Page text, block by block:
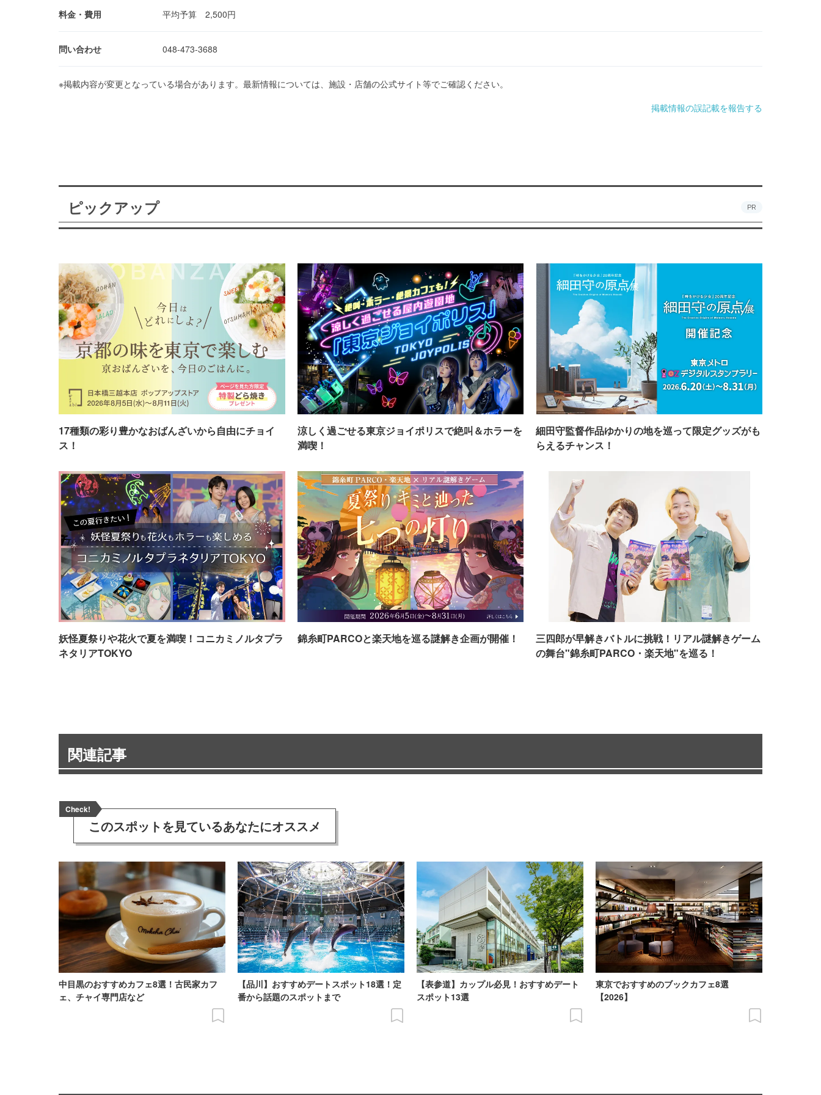
料金・費用 平均予算 2,500円
問い合わせ 048-473-3688
※掲載内容が変更となっている場合があります。最新情報については、施設・店舗の公式サイト等でご確認ください。
掲載情報の誤記載を報告する
ピックアップ PR
17種類の彩り豊かなおばんざいから自由にチョイ
ス！
涼しく過ごせる東京ジョイポリスで絶叫＆ホラーを
満喫！
細田守監督作品ゆかりの地を巡って限定グッズがも
らえるチャンス！
妖怪夏祭りや花火で夏を満喫！コニカミノルタプラ
ネタリアTOKYO
錦糸町PARCOと楽天地を巡る謎解き企画が開催！
三四郎が早解きバトルに挑戦！リアル謎解きゲーム
の舞台"錦糸町PARCO・楽天地"を巡る！
関連記事
Check!
このスポットを見ているあなたにオススメ
中目黒のおすすめカフェ8選！古民家カフ
ェ、チャイ専門店など
【品川】おすすめデートスポット18選！定
番から話題のスポットまで
【表参道】カップル必見！おすすめデート
スポット13選
東京でおすすめのブックカフェ8選
【2026】